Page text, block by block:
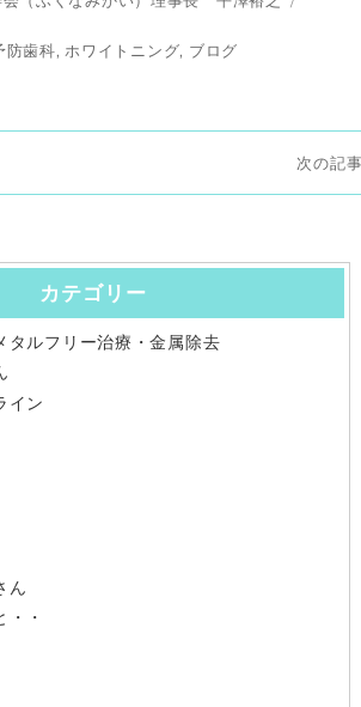
防歯科,ホワイトニング, ブログ
次
次
投
稿:
カテゴリー
タルフリー治療・金属除去
イン
ん
・